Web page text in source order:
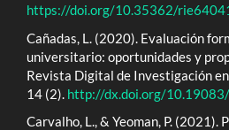
https://doi.org/10.35362/
Cañadas, L. (2020). Evaluación
universitario: oportunidades y
Revista Digital de Investigación
14 (2). http://dx.doi.org/
Carvalho, L., & Yeoman, P.